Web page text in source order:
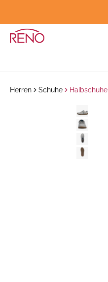
Herren Schuhe Halbschuhe